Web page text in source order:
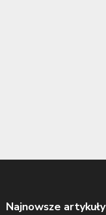
Najnowsze artykuły